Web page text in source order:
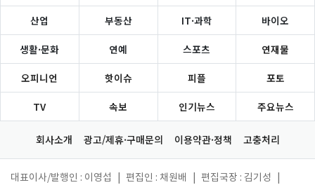
산업 부동산 IT·과학 바이오
생활·문화 연예 스포츠 연재물
오피니언 핫이슈 피플 포토
TV 속보 인기뉴스 주요뉴스
회사소개 광고/제휴·구매문의 이용약관·정책 고충처리
대표이사/발행인 : 이영섭 편집인 : 채원배 편집국장 : 김기성